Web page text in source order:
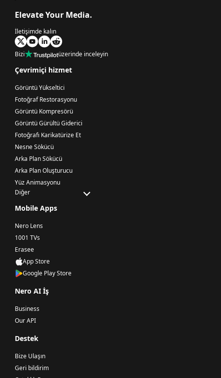
Elevate Your Media.
İletişimde kalın
Bizi üzerinde inceleyin
Çevrimiçi hizmet
Görüntü Yükseltici
Fotoğraf Restorasyonu
Görüntü Kompresörü
Görüntü Gürültü Giderici
Fotoğrafı Karikatürize Et
Nesne Sökücü
Arka Plan Sökücü
Arka Plan Oluşturucu
Yüz Animasyonu
Diğer
Mobile Apps
Nero Lens
1001 TVs
Erasee
App Store
Google Play Store
Nero AI İş
Business
Our API
Destek
Bize Ulaşın
Geri bildirim